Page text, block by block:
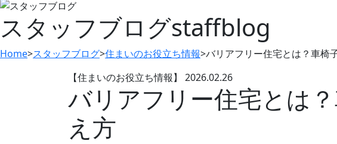
スタッフブログstaffblog
Home>スタッフブログ>住まいのお役立ち情報>バリアフリー住宅とは？車椅
【住まいのお役立ち情報】 2026.02.26
バリアフリー住宅とは
え方